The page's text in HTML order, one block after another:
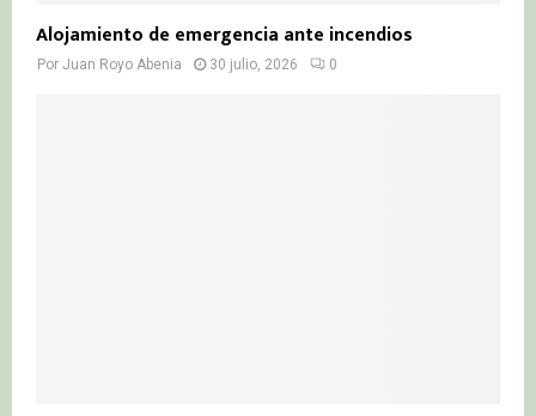
Alojamiento de emergencia ante incendios
Por Juan Royo Abenia 30 julio, 2026 0